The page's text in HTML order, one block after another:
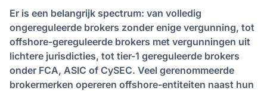
Er is een belangrijk spectrum: van volledig
ongereguleerde brokers zonder enige vergunning, tot
offshore-gereguleerde brokers met vergunningen uit
lichtere jurisdicties, tot tier-1 gereguleerde brokers
onder FCA, ASIC of CySEC. Veel gerenommeerde
brokermerken opereren offshore-entiteiten naast hun